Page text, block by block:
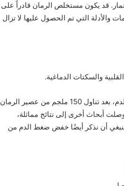
قد يكون مستخلص الرمان قادراً على
والأدلة التي تم الحصول عليها لا تزال
والسكتات الدماغية.
وفي أحد الأبحاث التي أجريت على الأشخاص الذين يعانون من ارتفاع ضغط الدم، بعد تناول 150 ملجم من عصير الرمان
أبحاث أخرى إلى نتائج مماثلة،
أن نذكر أيضًا خفض ضغط الدم من